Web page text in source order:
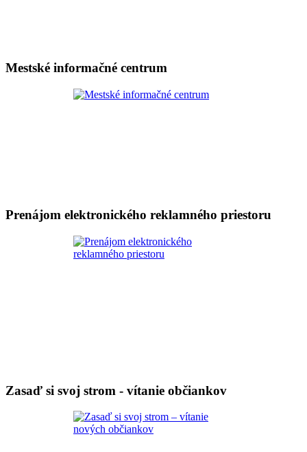
Mestské informačné centrum
Prenájom elektronického reklamného priestoru
Zasaď si svoj strom - vítanie občiankov